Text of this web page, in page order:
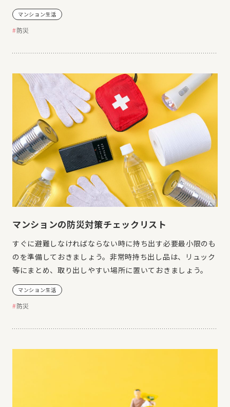
マンション生活
防災
マンションの防災対策チェックリスト
すぐに避難しなければならない時に持ち出す必要最小限のも
のを準備しておきましょう。非常時持ち出し品は、リュック
等にまとめ、取り出しやすい場所に置いておきましょう。
マンション生活
防災